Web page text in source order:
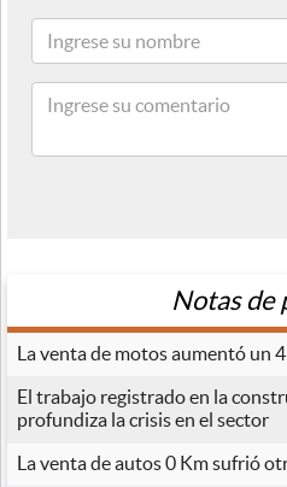
Notas de
La venta de motos aumentó un
El trabajo registrado en la
profundiza la crisis en el sector
La venta de autos 0 Km sufrió